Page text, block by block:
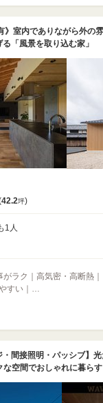
》室内でありながら外の
「風景を取り込む家」
42.2坪)
1人
ラク｜高気密・高断熱
すい｜…
・間接照明・パッシブ】
空間でおしゃれに暮らす